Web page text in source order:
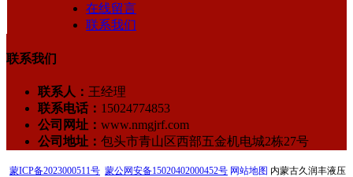
在线留言
联系我们
联系我们
联系人： 王经理
联系电话： 15024774853
公司网址： www.nmgjrf.com
公司地址： 包头市青山区西部五金机电城2栋27号
蒙ICP备2023000511号 蒙公网安备15020402000452号 网站地图 内蒙古久润丰液压